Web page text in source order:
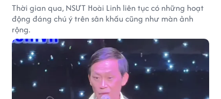
Thời gian qua, NSƯT Hoài Linh liên tục có những hoạt
động đáng chú ý trên sân khấu cũng như màn ảnh
rộng.